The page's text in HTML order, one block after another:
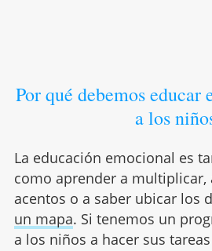
Por qué debemos educar
a los
La educación emocional es
como aprender a multiplicar,
acentos o a saber ubicar los
un mapa. Si tenemos un
a los niños a hacer sus